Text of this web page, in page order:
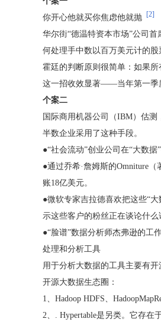
你开心他就买你焦虑他就抛 [2]
华尔街“德温特资本市场”公司
何处理手中数以百万美元计的股
霍廷的判断原则很简单：如果
这一招收效显著——当年第一季
个案二
国际商用机器公司（IBM）估
半数企业采用了这种手段。
●“社会流动”创业公司在“大数
●通过乔希·詹姆斯的Omniture
账18亿美元。
●微软专家吉拉德喜欢把这些“
示这些客户的粉丝正在谈论什么
●“脸谱”数据分析师杰弗逊的工
处理和分析工具
用于分析大数据的工具主要有开
开源大数据生态圈：
1、Hadoop HDFS、
2、. Hypertable是另类。它存在